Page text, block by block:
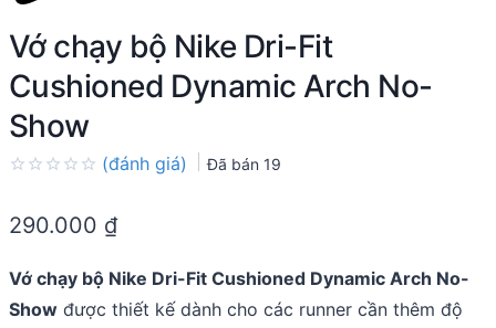
Vớ chạy bộ Nike Dri-Fit
Cushioned Dynamic Arch No-
Show
out
(đánh giá) Đã bán 19
290.000 ₫
Vớ chạy bộ Nike Dri-Fit Cushioned Dynamic Arch No-
Show được thiết kế dành cho các runner cần thêm độ